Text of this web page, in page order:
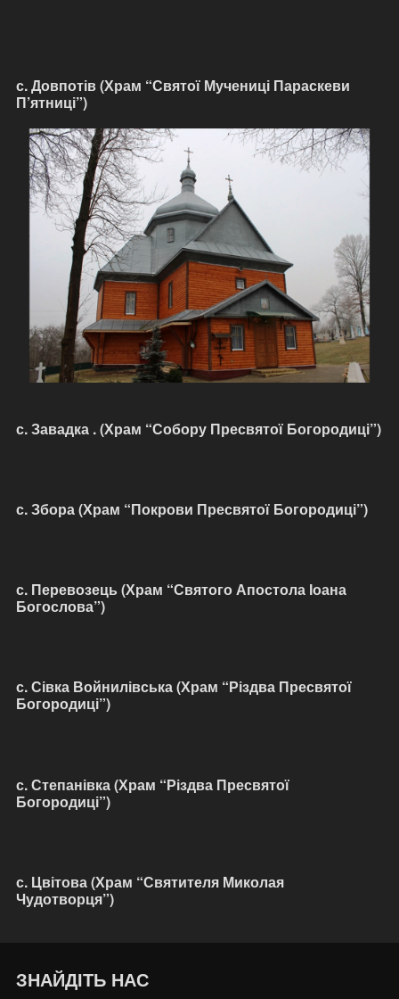
с. Довпотів (Храм “Святої Мучениці Параскеви
П’ятниці”)
с. Завадка . (Храм “Собору Пресвятої Богородиці”)
с. Збора (Храм “Покрови Пресвятої Богородиці”)
с. Перевозець (Храм “Святого Апостола Іоана
Богослова”)
с. Сівка Войнилівська (Храм “Різдва Пресвятої
Богородиці”)
с. Степанівка (Храм “Різдва Пресвятої
Богородиці”)
с. Цвітова (Храм “Святителя Миколая
Чудотворця”)
ЗНАЙДІТЬ НАС